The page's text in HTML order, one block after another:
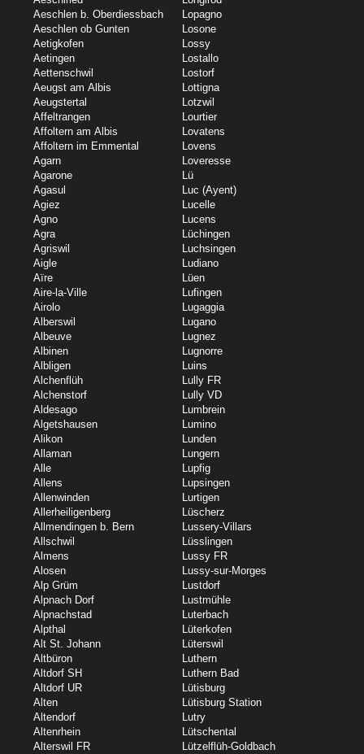
Aeschlen b. Oberdiessbach
Aeschlen ob Gunten
Aetigkofen
Aetingen
Aettenschwil
Aeugst am Albis
Aeugstertal
Affeltrangen
Affoltern am Albis
Affoltern im Emmental
Agarn
Agarone
Agasul
Agiez
Agno
Agra
Agriswil
Aigle
Aïre
Aire-la-Ville
Airolo
Alberswil
Albeuve
Albinen
Albligen
Alchenflüh
Alchenstorf
Aldesago
Algetshausen
Alikon
Allaman
Alle
Allens
Allenwinden
Allerheiligenberg
Allmendingen b. Bern
Allschwil
Almens
Alosen
Alp Grüm
Alpnach Dorf
Alpnachstad
Alpthal
Alt St. Johann
Altbüron
Altdorf SH
Altdorf UR
Alten
Altendorf
Altenrhein
Alterswil FR
Lopagno
Losone
Lossy
Lostallo
Lostorf
Lottigna
Lotzwil
Lourtier
Lovatens
Lovens
Loveresse
Lü
Luc (Ayent)
Lucelle
Lucens
Lüchingen
Luchsingen
Ludiano
Lüen
Lufingen
Lugaggia
Lugano
Lugnez
Lugnorre
Luins
Lully FR
Lully VD
Lumbrein
Lumino
Lunden
Lungern
Lupfig
Lupsingen
Lurtigen
Lüscherz
Lussery-Villars
Lüsslingen
Lussy FR
Lussy-sur-Morges
Lustdorf
Lustmühle
Luterbach
Lüterkofen
Lüterswil
Luthern
Luthern Bad
Lütisburg
Lütisburg Station
Lutry
Lütschental
Lützelflüh-Goldbach